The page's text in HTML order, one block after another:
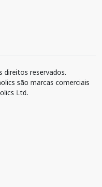
direitos reservados.
são marcas comerciais
Ltd.